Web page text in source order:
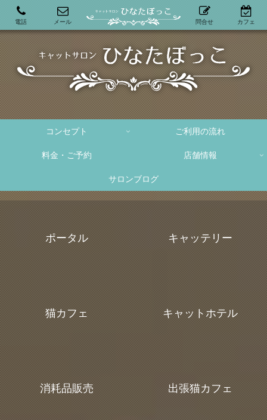
コンセプト ご利用の流れ
料金・ご予約 店舗情報
サロンブログ
ポータル キャッテリー
猫カフェ キャットホテル
消耗品販売 出張猫カフェ
電話 メール 問合せ カフェ